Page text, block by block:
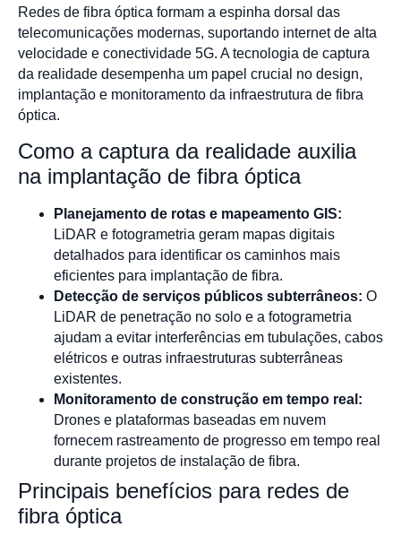
Redes de fibra óptica formam a espinha dorsal das
telecomunicações modernas, suportando internet de alta
velocidade e conectividade 5G. A tecnologia de captura
da realidade desempenha um papel crucial no design,
implantação e monitoramento da infraestrutura de fibra
óptica.
Como a captura da realidade auxilia
na implantação de fibra óptica
Planejamento de rotas e mapeamento GIS:
LiDAR e fotogrametria geram mapas digitais
detalhados para identificar os caminhos mais
eficientes para implantação de fibra.
Detecção de serviços públicos subterrâneos: O
LiDAR de penetração no solo e a fotogrametria
ajudam a evitar interferências em tubulações, cabos
elétricos e outras infraestruturas subterrâneas
existentes.
Monitoramento de construção em tempo real:
Drones e plataformas baseadas em nuvem
fornecem rastreamento de progresso em tempo real
durante projetos de instalação de fibra.
Principais benefícios para redes de
fibra óptica